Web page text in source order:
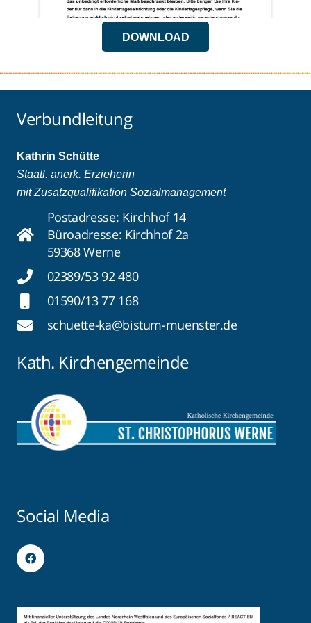
DOWNLOAD
Verbundleitung
Kathrin Schütte
Staatl. anerk. Erzieherin
mit Zusatzqualifikation Sozialmanagement
Postadresse: Kirchhof 14
Büroadresse: Kirchhof 2a
59368 Werne
02389/53 92 480
01590/13 77 168
schuette-ka@bistum-muenster.de
Kath. Kirchengemeinde
Social Media